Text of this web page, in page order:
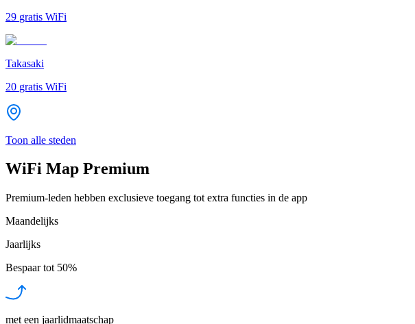
29 gratis WiFi
Takasaki
20 gratis WiFi
Toon alle steden
WiFi Map Premium
Premium-leden hebben exclusieve toegang tot extra functies in de app
Maandelijks
Jaarlijks
Bespaar tot 50%
met een jaarlidmaatschap